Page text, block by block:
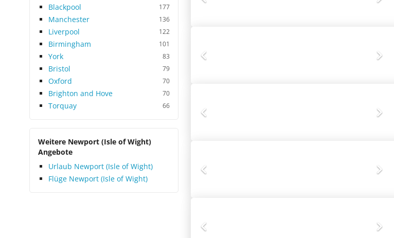
Blackpool 177
Manchester 136
Liverpool 122
Birmingham 101
York 83
Bristol 79
Oxford 70
Brighton and Hove 70
Torquay 66
Weitere Newport (Isle of Wight)
Angebote
Urlaub Newport (Isle of Wight)
Flüge Newport (Isle of Wight)